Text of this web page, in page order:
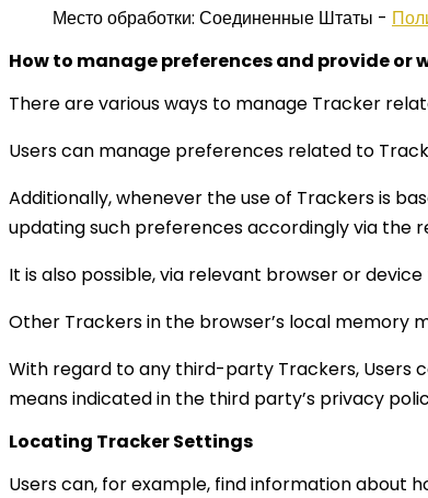
Место обработки: Соединенные Штаты -
How to manage preferences and provide or
There are various ways to manage Tracker
Users can manage preferences related to
Additionally, whenever the use of Trackers is
updating such preferences accordingly via the
It is also possible, via relevant browser or
Other Trackers in the browser’s local memory
With regard to any third-party Trackers, Users
means indicated in the third party’s privacy
Locating Tracker Settings
Users can, for example, find information about